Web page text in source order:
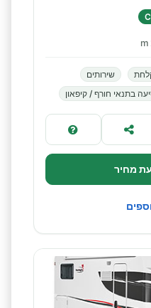
שירותים
בתנאי חורף / קיפאון
מחיר